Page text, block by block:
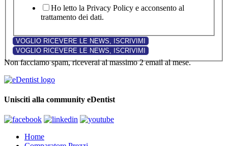
Ho letto la Privacy Policy e acconsento al
trattamento dei dati.
Non facciamo spam, riceverai al massimo 2 email al mese.
Unisciti alla community eDentist
Home